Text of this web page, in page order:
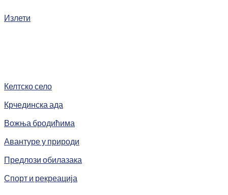
Излети
Келтско село
Крчединска ада
Вожња бродићима
Авантуре у природи
Предлози обилазака
Спорт и рекреација